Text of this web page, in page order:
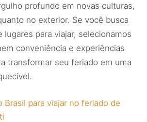
profundo em novas culturas,
no exterior. Se você busca
lugares para viajar, selecionamos
conveniência e experiências
transformar seu feriado em uma
Brasil para viajar no feriado de